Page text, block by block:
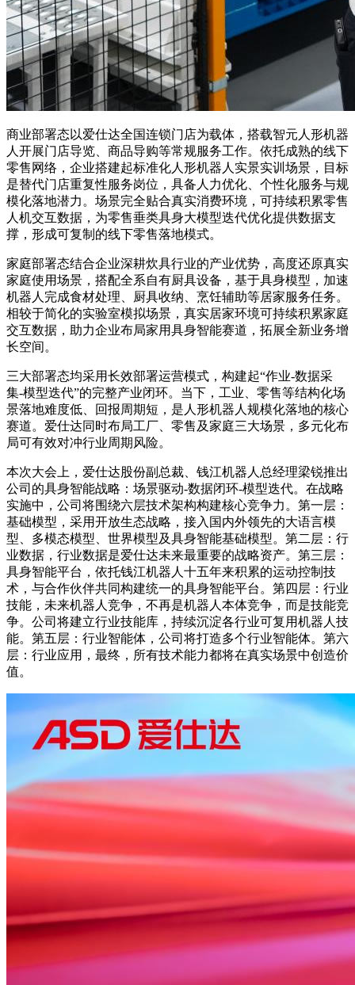
商业部署态以爱仕达全国连锁门店为载体，搭载智元人形机器
人开展门店导览、商品导购等常规服务工作。依托成熟的线下
零售网络，企业搭建起标准化人形机器人实景实训场景，目标
是替代门店重复性服务岗位，具备人力优化、个性化服务与规
模化落地潜力。场景完全贴合真实消费环境，可持续积累零售
人机交互数据，为零售垂类具身大模型迭代优化提供数据支
撑，形成可复制的线下零售落地模式。
家庭部署态结合企业深耕炊具行业的产业优势，高度还原真实
家庭使用场景，搭配全系自有厨具设备，基于具身模型，加速
机器人完成食材处理、厨具收纳、烹饪辅助等居家服务任务。
相较于简化的实验室模拟场景，真实居家环境可持续积累家庭
交互数据，助力企业布局家用具身智能赛道，拓展全新业务增
长空间。
三大部署态均采用长效部署运营模式，构建起“作业-数据采
集-模型迭代”的完整产业闭环。当下，工业、零售等结构化场
景落地难度低、回报周期短，是人形机器人规模化落地的核心
赛道。爱仕达同时布局工厂、零售及家庭三大场景，多元化布
局可有效对冲行业周期风险。
本次大会上，爱仕达股份副总裁、钱江机器人总经理梁锐推出
公司的具身智能战略：场景驱动-数据闭环-模型迭代。在战略
实施中，公司将围绕六层技术架构构建核心竞争力。第一层：
基础模型，采用开放生态战略，接入国内外领先的大语言模
型、多模态模型、世界模型及具身智能基础模型。第二层：行
业数据，行业数据是爱仕达未来最重要的战略资产。第三层：
具身智能平台，依托钱江机器人十五年来积累的运动控制技
术，与合作伙伴共同构建统一的具身智能平台。第四层：行业
技能，未来机器人竞争，不再是机器人本体竞争，而是技能竞
争。公司将建立行业技能库，持续沉淀各行业可复用机器人技
能。第五层：行业智能体，公司将打造多个行业智能体。第六
层：行业应用，最终，所有技术能力都将在真实场景中创造价
值。